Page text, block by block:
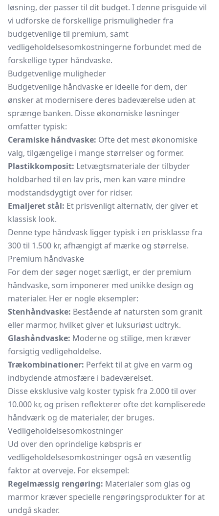
løsning, der passer til dit budget. I denne prisguide vil
vi udforske de forskellige prismuligheder fra
budgetvenlige til premium, samt
vedligeholdelsesomkostningerne forbundet med de
forskellige typer håndvaske.
Budgetvenlige muligheder
Budgetvenlige håndvaske er ideelle for dem, der
ønsker at modernisere deres badeværelse uden at
sprænge banken. Disse økonomiske løsninger
omfatter typisk:
Ceramiske håndvaske: Ofte det mest økonomiske
valg, tilgængelige i mange størrelser og former.
Plastikkomposit: Letvægtsmateriale der tilbyder
holdbarhed til en lav pris, men kan være mindre
modstandsdygtigt over for ridser.
Emaljeret stål: Et prisvenligt alternativ, der giver et
klassisk look.
Denne type håndvask ligger typisk i en prisklasse fra
300 til 1.500 kr, afhængigt af mærke og størrelse.
Premium håndvaske
For dem der søger noget særligt, er der premium
håndvaske, som imponerer med unikke design og
materialer. Her er nogle eksempler:
Stenhåndvaske: Bestående af natursten som granit
eller marmor, hvilket giver et luksuriøst udtryk.
Glashåndvaske: Moderne og stilige, men kræver
forsigtig vedligeholdelse.
Trækombinationer: Perfekt til at give en varm og
indbydende atmosfære i badeværelset.
Disse eksklusive valg koster typisk fra 2.000 til over
10.000 kr, og prisen reflekterer ofte det kompliserede
håndværk og de materialer, der bruges.
Vedligeholdelsesomkostninger
Ud over den oprindelige købspris er
vedligeholdelsesomkostninger også en væsentlig
faktor at overveje. For eksempel:
Regelmæssig rengøring: Materialer som glas og
marmor kræver specielle rengøringsprodukter for at
undgå skader.